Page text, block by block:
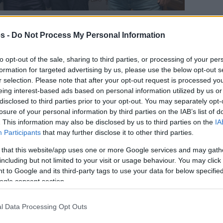
- Do Not Process My Personal Information
opt-out of the sale, sharing to third parties, or processing of your
for targeted advertising by us, please use the below opt-out
selection. Please note that after your opt-out request is processed
interest-based ads based on personal information utilized by us
to third parties prior to your opt-out. You may separately
of your personal information by third parties on the IAB’s list of
This information may also be disclosed by us to third parties on the
Participants that may further disclose it to other third parties.
that this website/app uses one or more Google services and may
but not limited to your visit or usage behaviour. You may
to Google and its third-party tags to use your data for below
consent section.
Data Processing Opt Outs
FestivalΓιώργος Πρίντεζης,
σπάσει όλα τα ρεκόρ σε συμμετοχές και η
πολύ μεγάλη. Θα είναι ένα τριήμερο γεμάτο
καρδιά μου τον Δήμου Σύρου-Ερμούπολης,
μεγάλο μας χορηγό τηStoiximanκαι την
κ.Αλέξανδρος Αθανασίουανέφερε:«Σας
στη Σύρο, στην Ερμούπολη για το 6
αποτελεί το όραμα του Γιώργου
που προσφέρει στο άθλημα του μπάσκετ
τις παρουσίες όλων αυτών των αστέρων που
2016, ξεκίνησε αυτή η διοργάνωση κανείς
γίνει το καλύτερο 3X